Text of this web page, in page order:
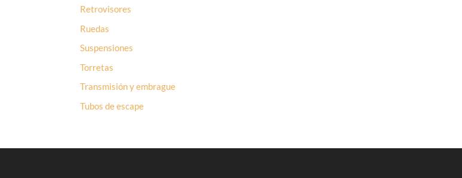
Retrovisores
Ruedas
Suspensiones
Torretas
Transmisión y embrague
Tubos de escape